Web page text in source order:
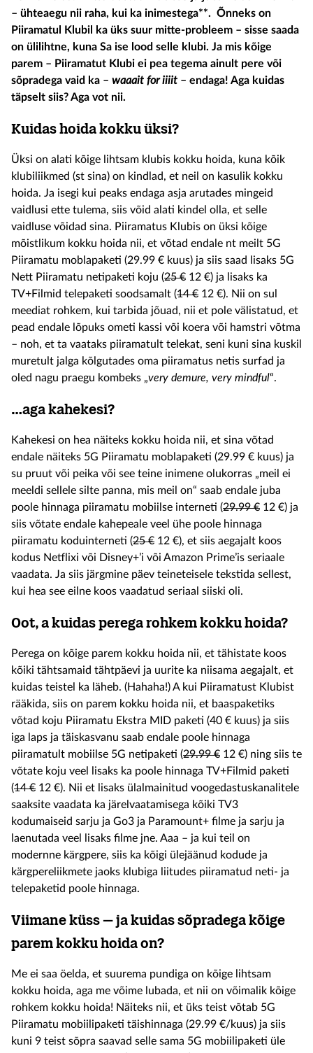
– ühteaegu nii raha, kui ka inimestega**. Õnneks on
Piiramatul Klubil ka üks suur mitte-probleem – sisse saada
on ülilihtne, kuna Sa ise lood selle klubi. Ja mis kõige
parem – Piiramatut Klubi ei pea tegema ainult pere või
sõpradega vaid ka – waaait for iiiit – endaga! Aga kuidas
täpselt siis? Aga vot nii.
Kuidas hoida kokku üksi?
Üksi on alati kõige lihtsam klubis kokku hoida, kuna kõik
klubiliikmed (st sina) on kindlad, et neil on kasulik kokku
hoida. Ja isegi kui peaks endaga asja arutades mingeid
vaidlusi ette tulema, siis võid alati kindel olla, et selle
vaidluse võidad sina. Piiramatus Klubis on üksi kõige
mõistlikum kokku hoida nii, et võtad endale nt meilt 5G
Piiramatu moblapaketi (29.99 € kuus) ja siis saad lisaks 5G
Nett Piiramatu netipaketi koju (25 € 12 €) ja lisaks ka
TV+Filmid telepaketi soodsamalt (14 € 12 €). Nii on sul
meediat rohkem, kui tarbida jõuad, nii et pole välistatud, et
pead endale lõpuks ometi kassi või koera või hamstri võtma
– noh, et ta vaataks piiramatult telekat, seni kuni sina kuskil
muretult jalga kõlgutades oma piiramatus netis surfad ja
oled nagu praegu kombeks „very demure, very mindful“.
…aga kahekesi?
Kahekesi on hea näiteks kokku hoida nii, et sina võtad
endale näiteks 5G Piiramatu moblapaketi (29.99 € kuus) ja
su pruut või peika või see teine inimene olukorras „meil ei
meeldi sellele silte panna, mis meil on“ saab endale juba
poole hinnaga piiramatu mobiilse interneti (29.99 € 12 €) ja
siis võtate endale kahepeale veel ühe poole hinnaga
piiramatu koduinterneti (25 € 12 €), et siis aegajalt koos
kodus Netflixi või Disney+’i või Amazon Prime’is seriaale
vaadata. Ja siis järgmine päev teineteisele tekstida sellest,
kui hea see eilne koos vaadatud seriaal siiski oli.
Oot, a kuidas perega rohkem kokku hoida?
Perega on kõige parem kokku hoida nii, et tähistate koos
kõiki tähtsamaid tähtpäevi ja uurite ka niisama aegajalt, et
kuidas teistel ka läheb. (Hahaha!) A kui Piiramatust Klubist
rääkida, siis on parem kokku hoida nii, et baaspaketiks
võtad koju Piiramatu Ekstra MID paketi (40 € kuus) ja siis
iga laps ja täiskasvanu saab endale poole hinnaga
piiramatult mobiilse 5G netipaketi (29.99 € 12 €) ning siis te
võtate koju veel lisaks ka poole hinnaga TV+Filmid paketi
(14 € 12 €). Nii et lisaks ülalmainitud voogedastuskanalitele
saaksite vaadata ka järelvaatamisega kõiki TV3
kodumaiseid sarju ja Go3 ja Paramount+ filme ja sarju ja
laenutada veel lisaks filme jne. Aaa – ja kui teil on
modernne kärgpere, siis ka kõigi ülejäänud kodude ja
kärgpereliikmete jaoks klubiga liitudes piiramatud neti- ja
telepaketid poole hinnaga.
Viimane küss – ja kuidas sõpradega kõige
parem kokku hoida on?
Me ei saa öelda, et suurema pundiga on kõige lihtsam
kokku hoida, aga me võime lubada, et nii on võimalik kõige
rohkem kokku hoida! Näiteks nii, et üks teist võtab 5G
Piiramatu mobiilipaketi täishinnaga (29.99 €/kuus) ja siis
kuni 9 teist sõpra saavad selle sama 5G mobiilipaketi üle